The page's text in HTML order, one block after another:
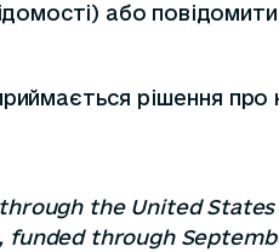
або повідомити
рішення
the United
through